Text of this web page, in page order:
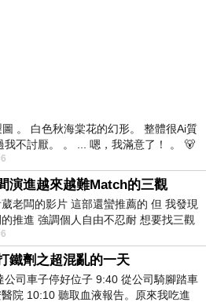
。 白色秋海棠花的幻形。 整體很Ai質
我不討厭。 。 ... 嗯，我滿意了！ 。 🐻
演進越來越難Match的三觀
老闆的影片 這部還蠻推薦的 但 我發現
推進 強調個人自由不忍耐 想要找三觀
說對象 連朋友都超
鐵劑之超混亂的一天
公司車子停好位子 9:40 從公司騎腳踏車
院 10:10 聽取血液報告。原來我吃進